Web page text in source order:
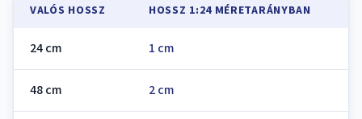
VALÓS HOSSZ HOSSZ 1:24 MÉRETARÁNYBAN
24 cm 1 cm
48 cm 2 cm